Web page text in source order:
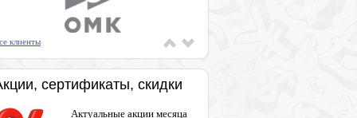
клиенты
сертификаты, скидки
Актуальные акции месяца